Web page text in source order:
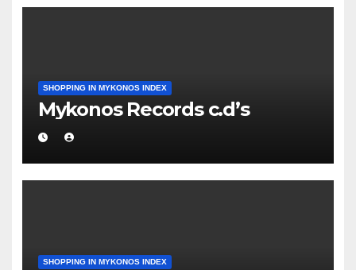
SHOPPING IN MYKONOS INDEX
Mykonos Records c.d’s
SHOPPING IN MYKONOS INDEX